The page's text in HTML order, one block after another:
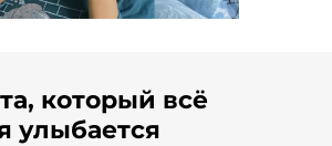
который всё
улыбается